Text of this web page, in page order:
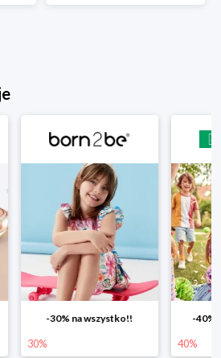
-30% na wszystko!!
30%
-40%
40%